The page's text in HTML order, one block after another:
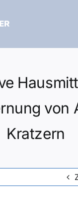
von
Kratzern